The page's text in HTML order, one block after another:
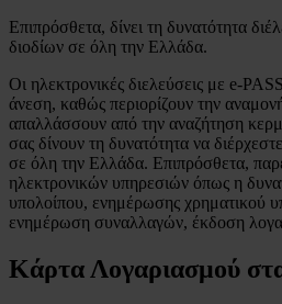
Επιπρόσθετα, δίνει τη δυνατότητα
διοδίων σε όλη την Ελλάδα.
Οι ηλεκτρονικές διελεύσεις με e-
άνεση, καθώς περιορίζουν την
απαλλάσσουν από την αναζήτηση
σας δίνουν τη δυνατότητα να
σε όλη την Ελλάδα. Επιπρόσθετα,
ηλεκτρονικών υπηρεσιών όπως η
υπολοίπου, ενημέρωσης χρηματικού
ενημέρωση συναλλαγών, έκδοση
Κάρτα Λογαριασμού